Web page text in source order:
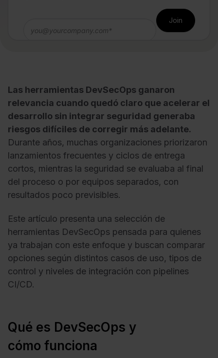
Las herramientas DevSecOps ganaron
relevancia cuando quedó claro que acelerar el
desarrollo sin integrar seguridad generaba
riesgos difíciles de corregir más adelante.
Durante años, muchas organizaciones priorizaron
lanzamientos frecuentes y ciclos de entrega
cortos, mientras la seguridad se evaluaba al final
del proceso o por equipos separados, con
resultados poco previsibles.
Este artículo presenta una selección de
herramientas DevSecOps pensada para quienes
ya trabajan con este enfoque y buscan comparar
opciones según distintos casos de uso, tipos de
control y niveles de integración con pipelines
CI/CD.
Qué es DevSecOps y
cómo funciona